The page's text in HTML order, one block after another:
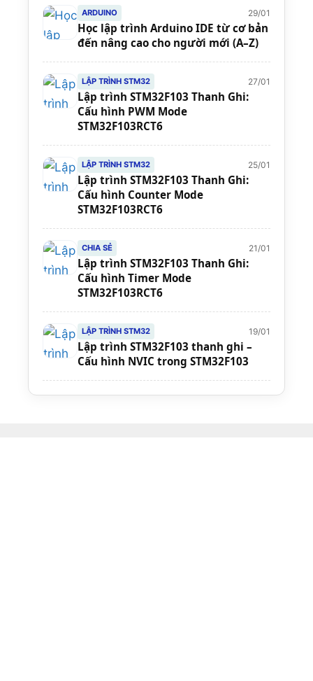
ARDUINO 29/01
Học lập trình Arduino IDE từ cơ bản
đến nâng cao cho người mới (A–Z)
LẬP TRÌNH STM32 27/01
Lập trình STM32F103 Thanh Ghi:
Cấu hình PWM Mode
STM32F103RCT6
LẬP TRÌNH STM32 25/01
Lập trình STM32F103 Thanh Ghi:
Cấu hình Counter Mode
STM32F103RCT6
CHIA SẺ 21/01
Lập trình STM32F103 Thanh Ghi:
Cấu hình Timer Mode
STM32F103RCT6
LẬP TRÌNH STM32 19/01
Lập trình STM32F103 thanh ghi –
Cấu hình NVIC trong STM32F103